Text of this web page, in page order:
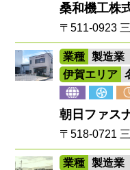
桑和機工株
〒511-0923
業種
製造業
伊賀エリア
朝日ファス
〒518-0721
業種
製造業